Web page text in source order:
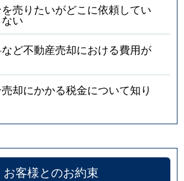
売りたいがどこに依頼してい
い
ど不動産売却における費用が
却にかかる税金について知り
お客様とのお約束